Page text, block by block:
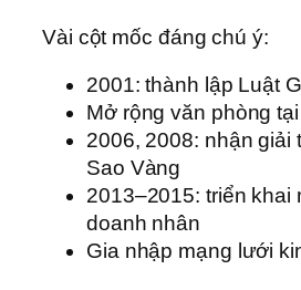
Vài cột mốc đáng chú ý:
2001: thành lập Luật
Mở rộng văn phòng
2006, 2008: nhận giải
Sao Vàng
2013–2015: triển khai
doanh nhân
Gia nhập mạng lưới